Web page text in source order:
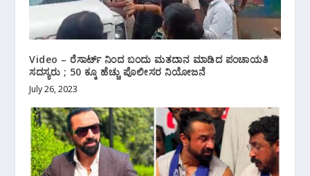
Video – ರೆಸಾರ್ಟ್ ನಿಂದ ಬಂದು ಮತದಾನ ಮಾಡಿದ ಪಂಚಾಯತಿ
ಸದಸ್ಯರು ; 50 ಕ್ಕೂ ಹೆಚ್ಚು ಪೊಲೀಸರ ನಿಯೋಜನೆ
July 26, 2023